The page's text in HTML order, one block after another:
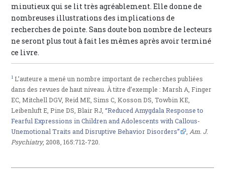
minutieux qui se lit très agréablement. Elle donne de
nombreuses illustrations des implications de
recherches de pointe. Sans doute bon nombre de lecteurs
ne seront plus tout à fait les mêmes après avoir terminé
ce livre.
1 L’auteure a mené un nombre important de recherches publiées
dans des revues de haut niveau. À titre d’exemple : Marsh A, Finger
EC, Mitchell DGV, Reid ME, Sims C, Kosson DS, Towbin KE,
Leibenluft E, Pine DS, Blair RJ,“Reduced Amygdala Response to
Fearful Expressions in Children and Adolescents with Callous-
Unemotional Traits and Disruptive Behavior Disorders”
Am. J.
Psychiatry, 2008, 165:712-720.